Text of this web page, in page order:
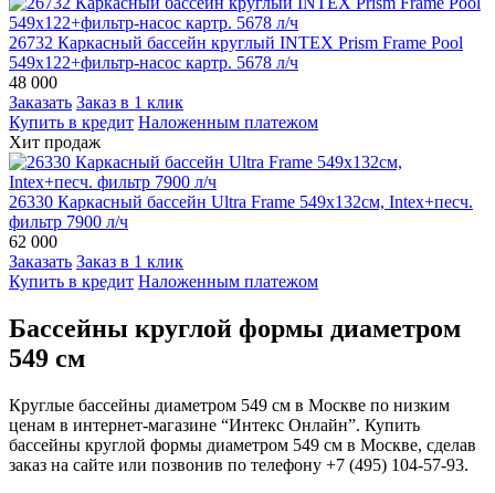
26732 Каркасный бассейн круглый INTEX Prism Frame Pool
549х122+фильтр-насос картр. 5678 л/ч
48 000
Заказать Заказ в 1 клик
Купить в кредит Наложенным платежом
Хит продаж
26330 Каркасный бассейн Ultra Frame 549х132см, Intex+песч.
фильтр 7900 л/ч
62 000
Заказать Заказ в 1 клик
Купить в кредит Наложенным платежом
Бассейны круглой формы диаметром
549 см
Круглые бассейны диаметром 549 см в Москве по низким
ценам в интернет-магазине “Интекс Онлайн”. Купить
бассейны круглой формы диаметром 549 см в Москве, сделав
заказ на сайте или позвонив по телефону +7 (495) 104-57-93.